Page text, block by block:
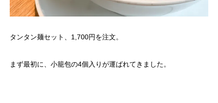
タンタン麺セット、1,700円を注文。
まず最初に、小籠包の4個入りが運ばれてきました。